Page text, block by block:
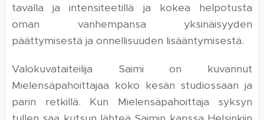
tavalla ja intensiteetillä ja kokea helpotusta
oman vanhempansa yksinäisyyden
päättymisestä ja onnellisuuden lisääntymisestä.
Valokuvataiteilija Saimi on kuvannut
Mielensäpahoittajaa koko kesän studiossaan ja
parin retkillä. Kun Mielensäpahoittaja syksyn